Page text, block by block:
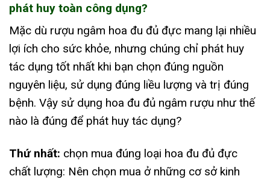
phát huy toàn công dụng?
Mặc dù rượu ngâm hoa đu đủ đực mang lại nhiều
lợi ích cho sức khỏe, nhưng chúng chỉ phát huy
tác dụng tốt nhất khi bạn chọn đúng nguồn
nguyên liệu, sử dụng đúng liều lượng và trị đúng
bệnh. Vậy sử dụng hoa đu đủ ngâm rượu như thế
nào là đúng để phát huy tác dụng?
Thứ nhất: chọn mua đúng loại hoa đu đủ đực
chất lượng: Nên chọn mua ở những cơ sở kinh